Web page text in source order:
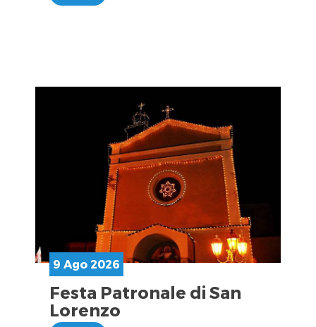
9 Ago 2026
Festa Patronale di San
Lorenzo